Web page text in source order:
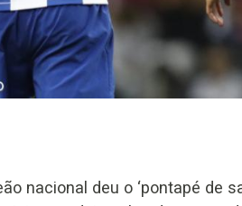
nacional deu o ‘pontapé de